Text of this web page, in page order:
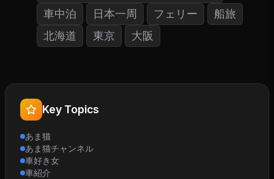
車中泊
日本一周 フェリー
船旅
北海道
東京 大阪
Key Topics
あま猫
あま猫チャンネル
車好き女
車紹介